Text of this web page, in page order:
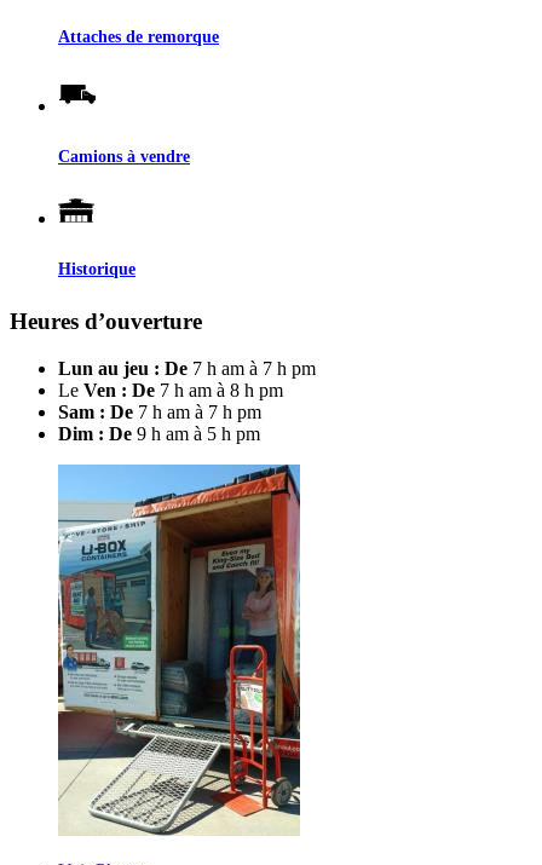
Attaches de remorque
Camions à vendre
Historique
Heures d’ouverture
Lun au jeu : De 7 h am à 7 h pm
Le Ven : De 7 h am à 8 h pm
Sam : De 7 h am à 7 h pm
Dim : De 9 h am à 5 h pm